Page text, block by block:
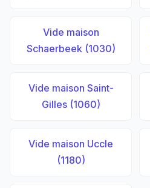
Vide maison
Schaerbeek (1030)
Vide maison Saint-
Gilles (1060)
Vide maison Uccle
(1180)